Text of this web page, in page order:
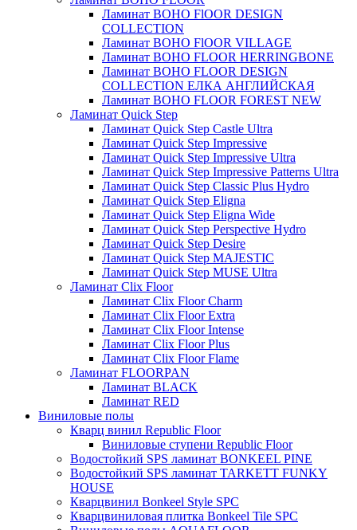
Ламинат BOHO FlOOR DESIGN
COLLECTION
Ламинат BOHO FlOOR VILLAGE
Ламинат BOHO FLOOR HERRINGBONE
Ламинат BOHO FLOOR DESIGN
COLLECTION ЕЛКА АНГЛИЙСКАЯ
Ламинат BOHO FLOOR FOREST NEW
Ламинат Quick Step
Ламинат Quick Step Castle Ultra
Ламинат Quick Step Impressive
Ламинат Quick Step Impressive Ultra
Ламинат Quick Step Impressive Patterns Ultra
Ламинат Quick Step Classic Plus Hydro
Ламинат Quick Step Eligna
Ламинат Quick Step Eligna Wide
Ламинат Quick Step Perspective Hydro
Ламинат Quick Step Desire
Ламинат Quick Step MAJESTIC
Ламинат Quick Step MUSE Ultra
Ламинат Clix Floor
Ламинат Clix Floor Charm
Ламинат Clix Floor Extra
Ламинат Clix Floor Intense
Ламинат Clix Floor Plus
Ламинат Clix Floor Flame
Ламинат FLOORPAN
Ламинат BLACK
Ламинат RED
Виниловые полы
Кварц винил Republic Floor
Виниловые ступени Republic Floor
Водостойкий SPS ламинат BONKEEL PINE
Водостойкий SPS ламинат TARKETT FUNKY
HOUSE
Кварцвинил Bonkeel Style SPC
Кварцвиниловая плитка Bonkeel Tile SPC